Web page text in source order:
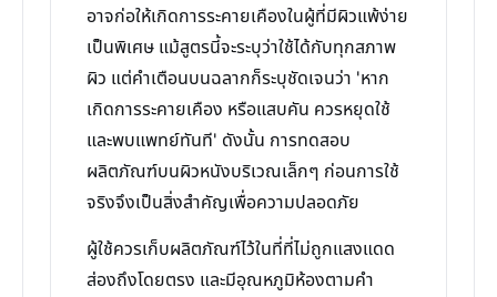
อาจก่อให้เกิดการระคายเคืองในผู้ที่มีผิวแพ้ง่าย
เป็นพิเศษ แม้สูตรนี้จะระบุว่าใช้ได้กับทุกสภาพ
ผิว แต่คำเตือนบนฉลากก็ระบุชัดเจนว่า 'หาก
เกิดการระคายเคือง หรือแสบคัน ควรหยุดใช้
และพบแพทย์ทันที' ดังนั้น การทดสอบ
ผลิตภัณฑ์บนผิวหนังบริเวณเล็กๆ ก่อนการใช้
จริงจึงเป็นสิ่งสำคัญเพื่อความปลอดภัย
ผู้ใช้ควรเก็บผลิตภัณฑ์ไว้ในที่ที่ไม่ถูกแสงแดด
ส่องถึงโดยตรง และมีอุณหภูมิห้องตามคำ